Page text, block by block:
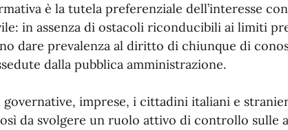
è la tutela preferenziale dell’interesse
in assenza di ostacoli riconducibili ai limiti
dare prevalenza al diritto di chiunque di
dalla pubblica amministrazione.
imprese, i cittadini italiani e
da svolgere un ruolo attivo di controllo sulle